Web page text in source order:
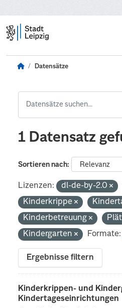
Datensätze
1 Datensatz
Sortieren nach
Lizenzen: dl-de-by-2.0
Kinderkrippe
Kinderbetreuung
Kindergarten
Formate:
Ergebnisse filtern
Kinderkrippen- und
Kindertageseinrichtungen